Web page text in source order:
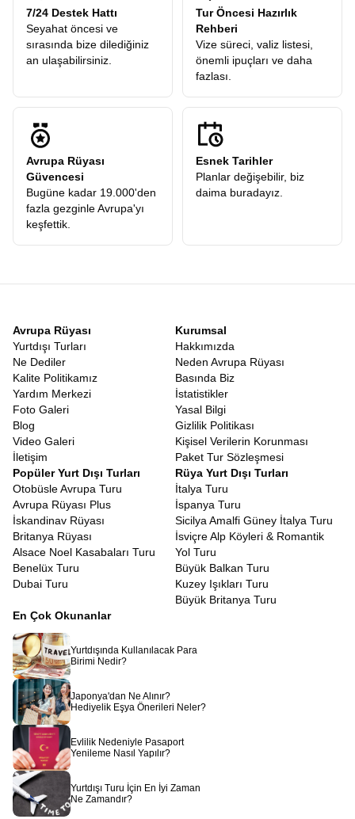
7/24 Destek Hattı
Seyahat öncesi ve
sırasında bize dilediğiniz
an ulaşabilirsiniz.
Tur Öncesi Hazırlık
Rehberi
Vize süreci, valiz listesi,
önemli ipuçları ve daha
fazlası.
Avrupa Rüyası
Güvencesi
Bugüne kadar 19.000'den
fazla gezginle Avrupa'yı
keşfettik.
Esnek Tarihler
Planlar değişebilir, biz
daima buradayız.
Avrupa Rüyası
Yurtdışı Turları
Ne Dediler
Kalite Politikamız
Yardım Merkezi
Foto Galeri
Blog
Video Galeri
İletişim
Kurumsal
Hakkımızda
Neden Avrupa Rüyası
Basında Biz
İstatistikler
Yasal Bilgi
Gizlilik Politikası
Kişisel Verilerin Korunması
Paket Tur Sözleşmesi
Popüler Yurt Dışı Turları
Otobüsle Avrupa Turu
Avrupa Rüyası Plus
İskandinav Rüyası
Britanya Rüyası
Alsace Noel Kasabaları Turu
Benelüx Turu
Dubai Turu
Rüya Yurt Dışı Turları
İtalya Turu
İspanya Turu
Sicilya Amalfi Güney İtalya Turu
İsviçre Alp Köyleri & Romantik
Yol Turu
Büyük Balkan Turu
Kuzey Işıkları Turu
Büyük Britanya Turu
En Çok Okunanlar
Yurtdışında Kullanılacak Para
Birimi Nedir?
Japonya'dan Ne Alınır?
Hediyelik Eşya Önerileri Neler?
Evlilik Nedeniyle Pasaport
Yenileme Nasıl Yapılır?
Yurtdışı Turu İçin En İyi Zaman
Ne Zamandır?